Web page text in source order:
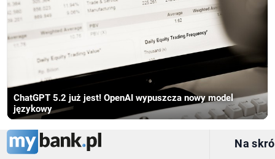
ChatGPT 5.2 już jest! OpenAI wypuszcza nowy model
językowy
Na